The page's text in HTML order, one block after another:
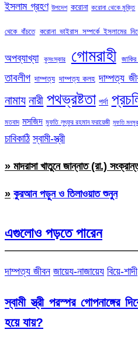
ইসলাম গ্রহণ উপদেশ করোনা করোনা থেকে মুক্তি
থেকে বাঁচতে করোনা ভাইরাস সম্পর্কে ইসলামের
অপব্যাখ্যা কুসংস্কার গোমরাহী
তাবলীগ দাম্পত্য দাম্পত্য কলহ দাম্পত্য
নামায নারী পথভ্রষ্টতা পর্দা
মতবাদ মসজিদ মুফতি লুৎফুর রহমান ফরায়েজী মুফতি মনসুর
চাবিকাঠি স্বামী-স্ত্রী
» মাদরাসা খাতুনে জান্নাত (রা.)
» কুরআন পড়ুন ও তিলাওয়াত শুনুন
এগুলোও পড়তে পারেন
দাম্পত্য জীবন জায়েয-নাজায়েয বিয়ে-শাদী
স্বামী স্ত্রী পরস্পর গোপনাঙ্গের
হয়ে যায়?